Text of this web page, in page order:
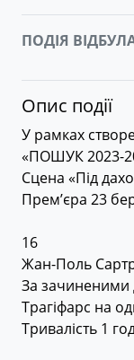
ПОДІЯ
Опис події
У рамках
«ПОШУК 2023-
Сцена «Під
Прем’єра 23
16
Жан-Поль
За зачиненими
Трагіфарс на
Тривалість 1